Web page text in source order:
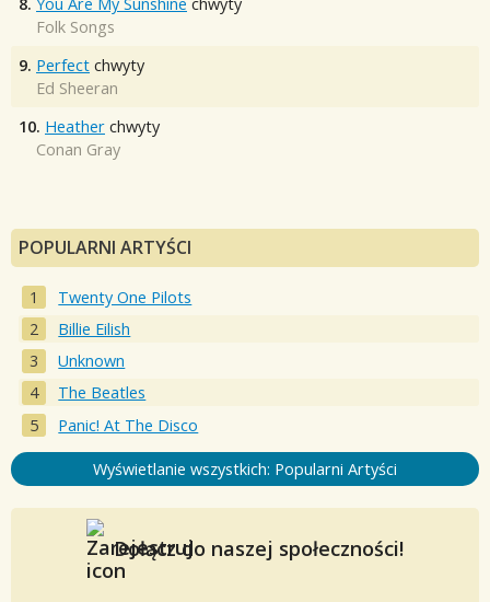
Folk Songs
9. Perfect chwyty
Ed Sheeran
10. Heather chwyty
Conan Gray
POPULARNI ARTYŚCI
Twenty One Pilots
Billie Eilish
Unknown
The Beatles
Panic! At The Disco
Wyświetlanie wszystkich: Popularni Artyści
Dołącz do naszej społeczności!